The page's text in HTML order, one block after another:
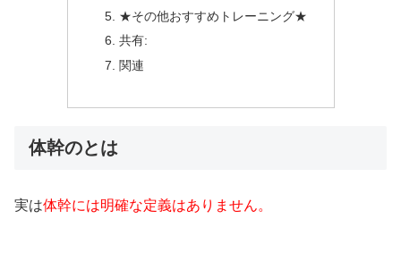
★その他おすすめトレーニング★
共有:
関連
体幹のとは
実は体幹には明確な定義はありません。